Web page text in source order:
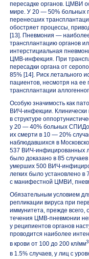
пересадке органов. ЦМВИ
мире. У 20 — 50% больных
перенесших
обостряет процессы,
[13]. Пневмония —
трансплантацию органов
интерстициальная
ЦМВ-инфекция. При
пересадки органа от
85% [14]. Риск летального
пациентов, несмотря на
трансплантации
Особую значимость как
ВИЧ-инфекции.
в структуре
у 20 — 40% больных
их смерти в 10 — 20%
наблюдавшихся в
537 ВИЧ-инфицированных
было доказано в 85
умерших 500 ВИЧ-
легких было установлено
с манифестной ЦМВИ,
Обязательным условием
репликации вируса при
иммунитета, прежде всего,
течения ЦМВ-пневмонии
у реципиентов органов
проводится наиболее
в крови от 100 до 200 кл/мм3
в 1.5% случаев, у лиц с